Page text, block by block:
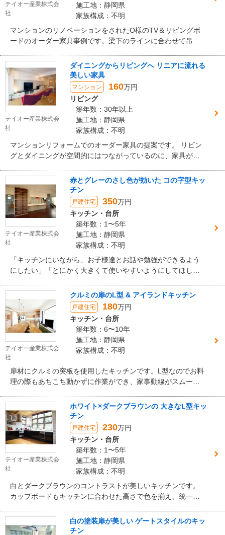
テイオー産業株式会
社
施工地：静岡県
家族構成：不明
マンションのリノベーションをされたO様のTV＆リビングボ
ードのオーダー家具事例です。梁下のラインに合わせて吊戸
ンモダンをイメージしたオーダー家具は、白を基調とした空
間のアクセントとなっています。
テイオー産業株式会
社
ダイニングからリビングへ リニアに流れる
美しい家具
マンション 160万円
リビング
築年数：30年以上
施工地：静岡県
家族構成：不明
マンションリフォームでのオーダー家具の提案です。 リビン
グとダイニングが空間的にはつながっているのに、家具がそ
います。そこで1ユニットのモデュールを規格化することで、
リビングボードとダイニングのカップボードをモデュールに
よってデザインしました。壁面一面を収納にしながら、マン
ションの梁をうまく回避しながら一体感のあるリズミカルな
リビング収納になりました。
テイオー産業株式会
社
赤とグレーのさし色が効いた コの字型キッ
チン
戸建住宅 350万円
キッチン・台所
築年数：1〜5年
施工地：静岡県
家族構成：不明
「キッチンにいながら、お子様達とお話や勉強ができるよう
にしたい」「とにかく大きくて使いやすいようにしてほし
字（Ｕ字）型に配列したキッチンです。キッチンのカラーは
白ですっきりと統一させながら、柱（ハンディストーン）と
レンジフード（アリアフィーナ）の色がアクセントとなって
います。
テイオー産業株式会
社
クルミの扉のL型 & アイランドキッチン
戸建住宅 180万円
キッチン・台所
築年数：6〜10年
施工地：静岡県
家族構成：不明
扉材にクルミの突板を使用したキッチンです。L型なのでお料
理の際もあちこち動かずに作業ができ、家事動線がスムーズ
ステンレスの操作パネルに合わせて巾木もステンレス貼りに
しました。
テイオー産業株式会
社
ホワイト×ダークブラウンの 大きなL型キッ
チン
戸建住宅 230万円
キッチン・台所
築年数：1〜5年
施工地：静岡県
家族構成：不明
白とダークブラウンのコントラストが美しいキッチンです。
カップボードもキッチンに合わせた高さで色を揃え、統一感
なく、奥行きも深めにし、広々としたた作業スペースを確
保。多くの人数で料理が出来る広い空間です。
白の塗装扉が美しい ゲートスタイルのキッ
チン